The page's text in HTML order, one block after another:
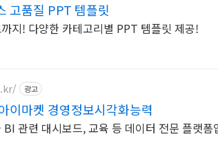
고품질 PPT 템플릿
지! 다양한 카테고리별 PPT 템플릿 제공!
광고
이마켓 경영정보시각화능력
관련 대시보드, 교육 등 데이터 전문 플랫